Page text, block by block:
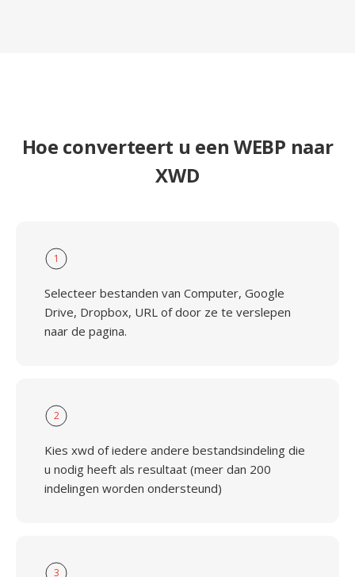
Hoe converteert u een WEBP naar
XWD
1
Selecteer bestanden van Computer, Google
Drive, Dropbox, URL of door ze te verslepen
naar de pagina.
2
Kies xwd of iedere andere bestandsindeling die
u nodig heeft als resultaat (meer dan 200
indelingen worden ondersteund)
3